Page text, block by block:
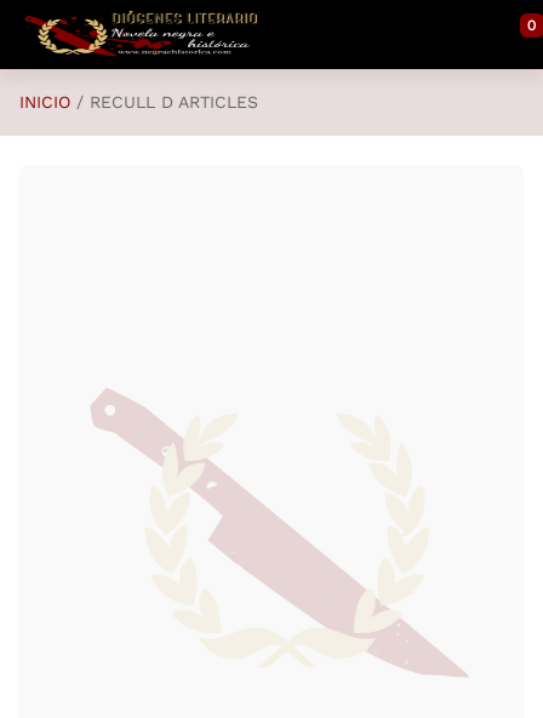
Saltar al contenido principal
0
INICIO RECULL D ARTICLES